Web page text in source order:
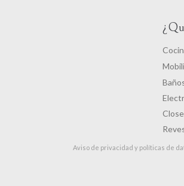
Aviso de privacidad y políticas de